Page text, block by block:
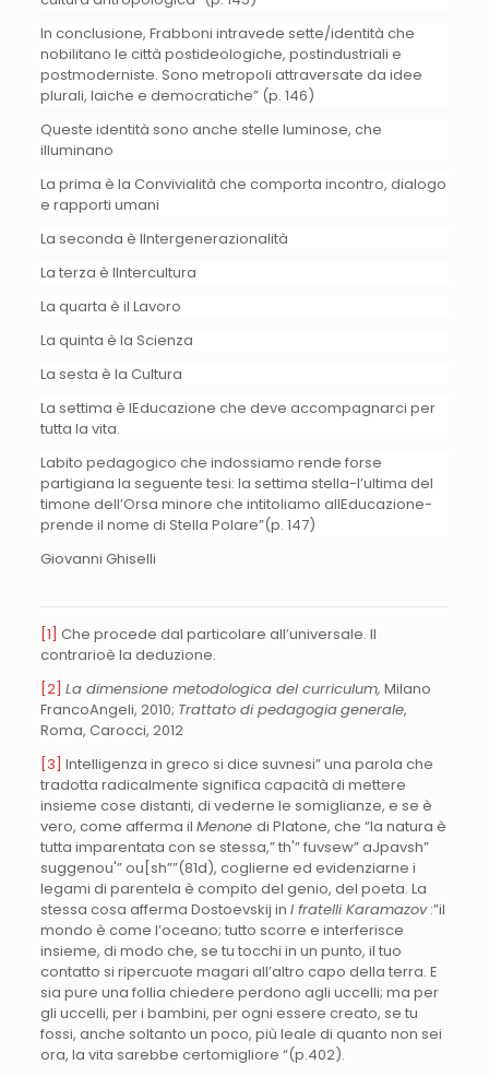
In conclusione, Frabboni intravede sette/identità che
nobilitano le città postideologiche, postindustriali e
postmoderniste. Sono metropoli attraversate da idee
plurali, laiche e democratiche” (p. 146)
Queste identità sono anche stelle luminose, che
illuminano
La prima è la Convivialità che comporta incontro, dialogo
e rapporti umani
La seconda è lIntergenerazionalità
La terza è lIntercultura
La quarta è il Lavoro
La quinta è la Scienza
La sesta è la Cultura
La settima è lEducazione che deve accompagnarci per
tutta la vita.
Labito pedagogico che indossiamo rende forse
partigiana la seguente tesi: la settima stella-l’ultima del
timone dell’Orsa minore che intitoliamo allEducazione-
prende il nome di Stella Polare”(p. 147)
Giovanni Ghiselli
[1] Che procede dal particolare all’universale. Il
contrarioè la deduzione.
[2] La dimensione metodologica del curriculum, Milano
FrancoAngeli, 2010; Trattato di pedagogiagenerale,
Roma, Carocci, 2012
[3] Intelligenza in greco si dice suvnesi” una parola che
tradotta radicalmente significa capacità di mettere
insieme cose distanti, di vederne le somiglianze, e se è
vero, come afferma il Menone di Platone, che “la natura è
tutta imparentata con se stessa,” th'” fuvsew” aJpavsh”
suggenou'” ou[sh””(81d), coglierne ed evidenziarne i
legami di parentela è compito del genio, del poeta. La
stessa cosa afferma Dostoevskij in I fratelli Karamazov:”il
mondo è come l’oceano; tutto scorre e interferisce
insieme, di modo che, se tu tocchi in un punto, il tuo
contatto si ripercuote magari all’altro capo della terra. E
sia pure una follia chiedere perdono agli uccelli; ma per
gli uccelli, per i bambini, per ogni essere creato, se tu
fossi, anche soltanto un poco, più leale di quanto non sei
ora, la vita sarebbe certomigliore “(p.402).